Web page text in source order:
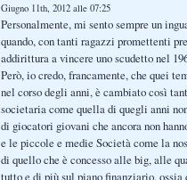
Giugno 11th, 2012 alle 07:25
Personalmente, mi sento sempre un
quando, con tanti ragazzi promettenti
addirittura a vincere uno scudetto nel
Però, io credo, francamente, che quei
nel corso degli anni, è cambiato così
societaria come quella di quegli anni
di giocatori giovani che ancora non
e le piccole e medie Società come la
di quello che è concesso alle big, alle
tutto e di più sul piano finanziario,